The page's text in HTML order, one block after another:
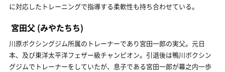
に対応したトレーニングで指導する柔軟性も持ち合わせている。
宮田父 (みやたちち)
川原ボクシングジム所属のトレーナーであり宮田一郎の実父。元日
本、及び東洋太平洋フェザー級チャンピオン。引退後は鴨川ボクシン
グジムでトレーナーをしていたが、息子である宮田一郎が幕之内一歩